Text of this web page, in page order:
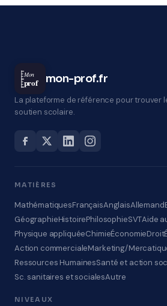
Mon
prof mon-prof.fr
La plateforme de référence pour trouver
soutien scolaire.
MATIÈRES
MathématiquesFrançaisAnglaisAllemand
GéographieHistoirePhilosophieSVTAide
Physique appliquéeChimieÉconomieDroit
Action commercialeMarketing/
Ressources HumainesSanté et action
Sc. sanitaires et socialesAutre
NIVEAUX